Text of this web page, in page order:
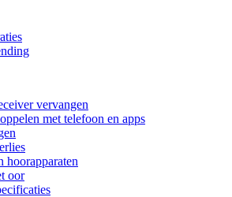
vervangen
met telefoon en apps
hoorapparaten
oor